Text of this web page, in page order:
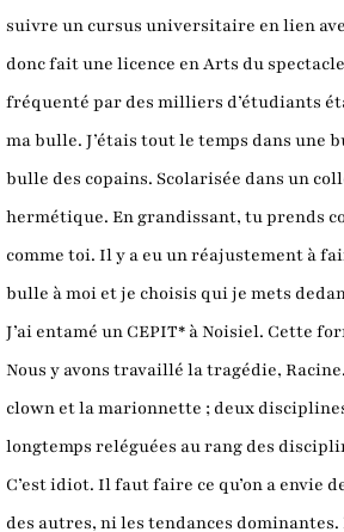
suivre un cursus universitaire en lien
donc fait une licence en Arts du
fréquenté par des milliers d’étudiants
ma bulle. J’étais tout le temps dans une
bulle des copains. Scolarisée dans un
hermétique. En grandissant, tu prends
comme toi. Il y a eu un réajustement à
bulle à moi et je choisis qui je mets
J’ai entamé un CEPIT* à Noisiel. Cette
Nous y avons travaillé la tragédie,
clown et la marionnette ; deux
longtemps reléguées au rang des
C’est idiot. Il faut faire ce qu’on a envie
des autres, ni les tendances